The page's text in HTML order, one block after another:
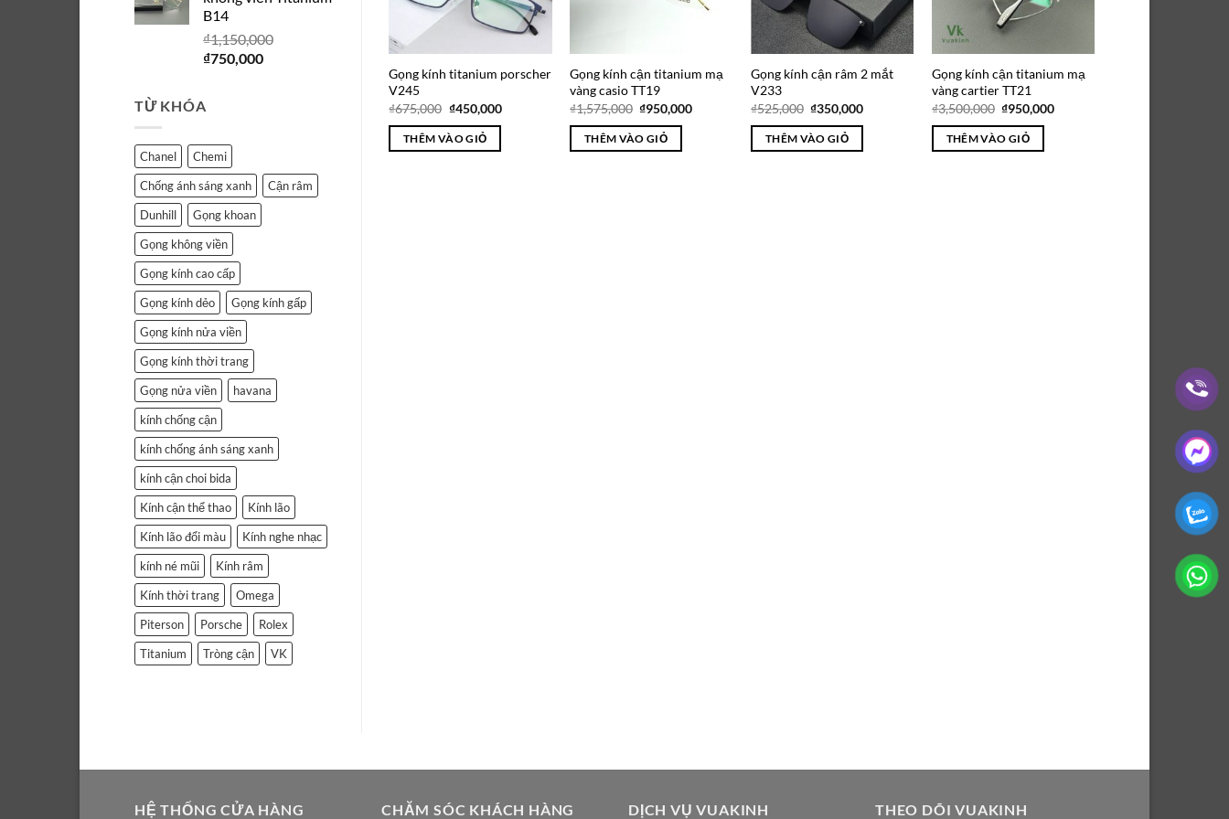
B14
₫1,150,000
Giá
₫1,150,000.
₫750,000Giá
TỪ KHÓA
Chanel
Chemi
Chống ánh sáng xanh
Cận râm
Dunhill
Gọng khoan
Gọng không viền
Gọng kính cao cấp
Gọng kính dẻo
Gọng kính gấp
Gọng kính nửa viền
Gọng kính thời trang
Gọng nửa viền
havana
kính chống cận
kính chống ánh sáng xanh
kính cận choi bida
Kính cận thể thao
Kính lão
Kính lão đổi màu
Kính nghe nhạc
kính né mũi
Kính râm
Kính thời trang
Omega
Piterson
Porsche
Rolex
Titanium
Tròng cận VK
Gọng kính titanium porscher
V245
₫675,000 Giá
là:
₫675,000.
₫450,000Giá
THÊM VÀO GIỎ
Gọng kính cận titanium mạ
vàng casio TT19
₫1,575,000 Giá
là:
₫1,575,000.
₫950,000Giá
THÊM VÀO GIỎ
Gọng kính cận râm 2 mắt
V233
₫525,000 Giá
là:
₫525,000.
₫350,000Giá
THÊM VÀO GIỎ
Gọng kính cận titanium mạ
vàng cartier TT21
₫3,500,000 Giá
là:
₫3,500,000.
₫950,000Giá
THÊM VÀO GIỎ
HỆ THỐNG CỬA HÀNG CHĂM SÓC KHÁCH HÀNG DỊCH VỤ VUAKINH THEO DÕI VUAKINH